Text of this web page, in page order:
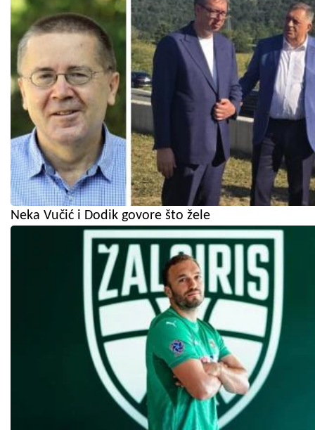
Neka Vučić i Dodik govore što žele